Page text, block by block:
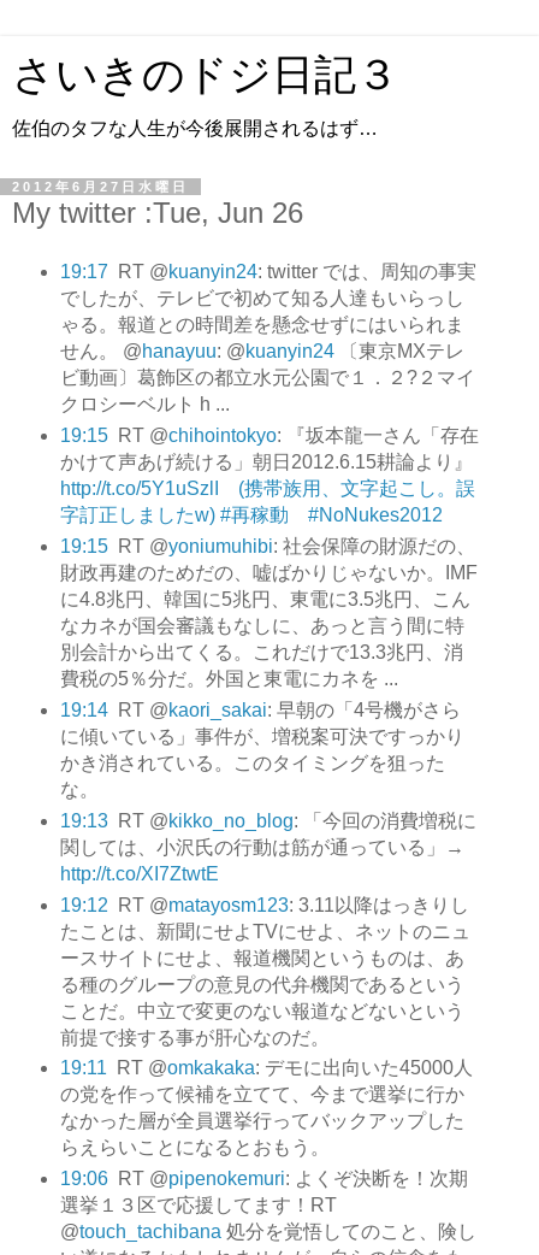
さいきのドジ日記３
佐伯のタフな人生が今後展開されるはず…
2012年6月27日水曜日
My twitter :Tue, Jun 26
19:17 RT @kuanyin24: twitter では、周知の事実
でしたが、テレビで初めて知る人達もいらっし
ゃる。報道との時間差を懸念せずにはいられま
せん。 @hanayuu: @kuanyin24〔東京MXテレ
ビ動画〕葛飾区の都立水元公園で１．２?２マイ
クロシーベルト h ...
19:15
RT @chihointokyo: 『坂本龍一さん「存在
かけて声あげ続ける」朝日2012.6.15耕論より』
http://t.co/5Y1uSzlI (携帯族用、文字起こし。誤
字訂正しましたw) #再稼動 #NoNukes2012
19:15
RT @yoniumuhibi: 社会保障の財源だの、
財政再建のためだの、嘘ばかりじゃないか。IMF
に4.8兆円、韓国に5兆円、東電に3.5兆円、こん
なカネが国会審議もなしに、あっと言う間に特
別会計から出てくる。これだけで13.3兆円、消
費税の5％分だ。外国と東電にカネを ...
19:14
RT @kaori_sakai: 早朝の「4号機がさら
に傾いている」事件が、増税案可決ですっかり
かき消されている。このタイミングを狙った
な。
19:13
RT @kikko_no_blog: 「今回の消費増税に
関しては、小沢氏の行動は筋が通っている」→
http://t.co/XI7ZtwtE
19:12
RT @matayosm123: 3.11以降はっきりし
たことは、新聞にせよTVにせよ、ネットのニュ
ースサイトにせよ、報道機関というものは、あ
る種のグループの意見の代弁機関であるという
ことだ。中立で変更のない報道などないという
前提で接する事が肝心なのだ。
19:11
RT @omkakaka: デモに出向いた45000人
の党を作って候補を立てて、今まで選挙に行か
なかった層が全員選挙行ってバックアップした
らえらいことになるとおもう。
19:06
RT @pipenokemuri: よくぞ決断を！次期
選挙１３区で応援してます！RT
@touch_tachibana処分を覚悟してのこと、険し